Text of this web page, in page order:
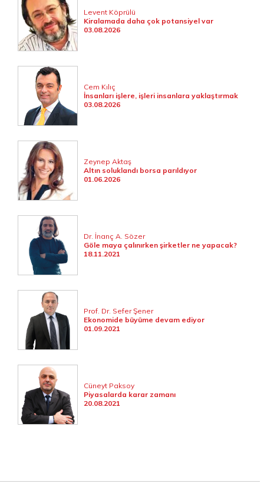
Levent Köprülü
Kiralamada daha çok potansiyel var
03.08.2026
Cem Kılıç
İnsanları işlere, işleri insanlara yaklaştırmak
03.08.2026
Zeynep Aktaş
Altın soluklandı borsa parıldıyor
01.06.2026
Dr. İnanç A. Sözer
Göle maya çalınırken şirketler ne yapacak?
18.11.2021
Prof. Dr. Sefer Şener
Ekonomide büyüme devam ediyor
01.09.2021
Cüneyt Paksoy
Piyasalarda karar zamanı
20.08.2021